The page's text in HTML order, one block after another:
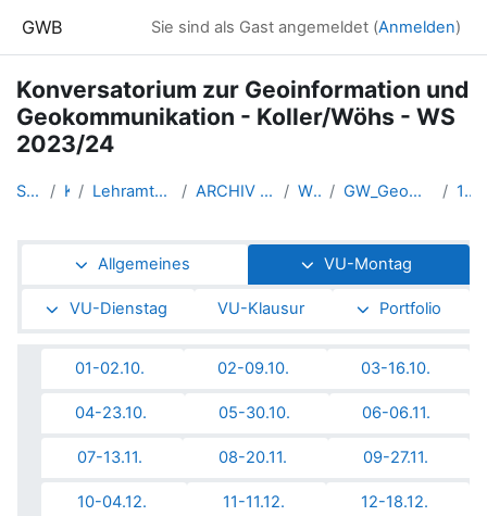
GWB Sie sind als Gast angemeldet (Anmelden)
Konversatorium zur Geoinformation und
Geokommunikation - Koller/Wöhs - WS
2023/24
Startseite Kurse Lehramtsausbildung GW im Clust... ARCHIV - Lehrveranstaltungen a... WS_2023/24 GW_Geomedien_KOGeoinformation_... 13-08.01.
Abschnittsübersicht
Allgemeines VU-Montag
VU-Dienstag VU-Klausur Portfolio
01-02.10. 02-09.10. 03-16.10.
04-23.10. 05-30.10. 06-06.11.
07-13.11. 08-20.11. 09-27.11.
10-04.12. 11-11.12. 12-18.12.